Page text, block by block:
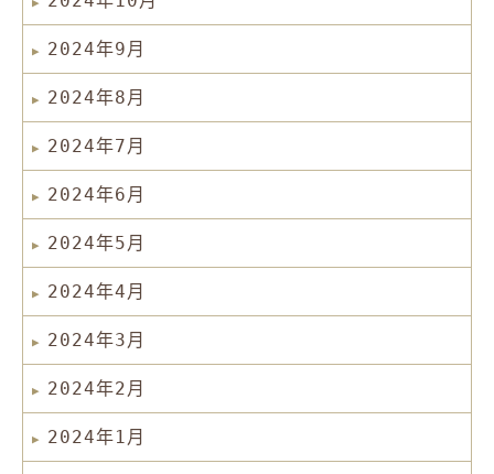
2024年9月
2024年8月
2024年7月
2024年6月
2024年5月
2024年4月
2024年3月
2024年2月
2024年1月